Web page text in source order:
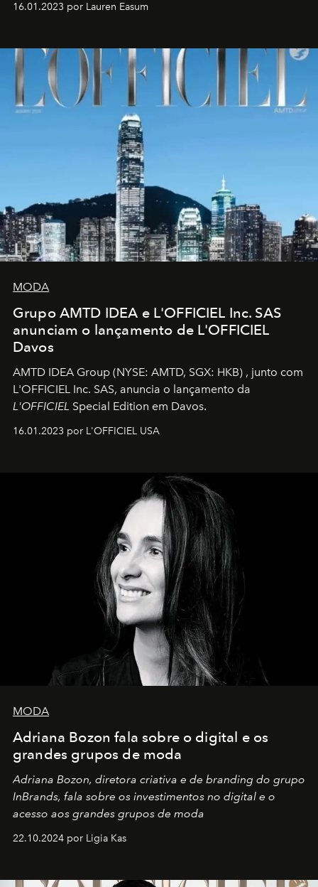
16.01.2023 por Lauren Easum
MODA
Grupo AMTD IDEA e L'OFFICIEL Inc. SAS
anunciam o lançamento de L'OFFICIEL
Davos
AMTD IDEA Group (NYSE: AMTD, SGX: HKB) , junto com
L'OFFICIEL Inc. SAS, anuncia o lançamento da
L'OFFICIEL Special Edition em Davos.
16.01.2023 por L'OFFICIEL USA
MODA
Adriana Bozon fala sobre o digital e os
grandes grupos de moda
Adriana Bozon, diretora criativa e de branding do grupo
InBrands, fala sobre os investimentos no digital e o
acesso aos grandes grupos de moda
22.10.2024 por Ligia Kas